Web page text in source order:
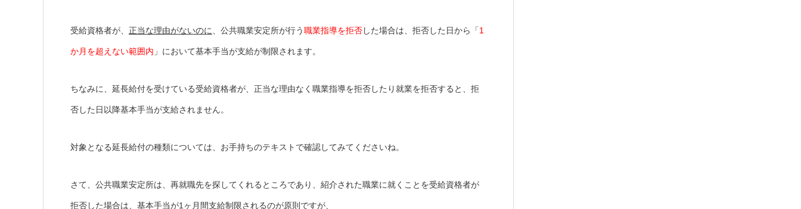
受給資格者が、 正当な理由がないのに、公共職業安定所が行う職業指導を拒否した場合は、拒否した日から「1
か月を超えない範囲内 」において基本手当が支給が制限されます。
ちなみに、延長給付を受けている受給資格者が、正当な理由なく職業指導を拒否したり就業を拒否すると、拒
否した日以降基本手当が支給されません。
対象となる延長給付の種類については、お手持ちのテキストで確認してみてくださいね。
さて、公共職業安定所は、再就職先を探してくれるところであり、紹介された職業に就くことを受給資格者が
拒否した場合は、基本手当が1ヶ月間支給制限されるのが原則ですが、